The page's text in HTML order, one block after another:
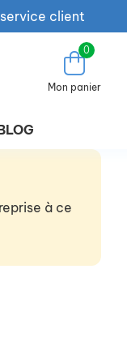
client
0
Mon panier
à ce